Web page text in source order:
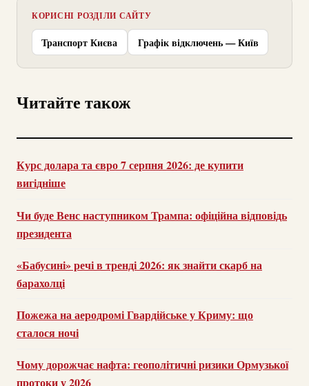
КОРИСНІ РОЗДІЛИ САЙТУ
Транспорт Києва Графік відключень — Київ
Читайте також
Курс долара та євро 7 серпня 2026: де купити
вигідніше
Чи буде Венс наступником Трампа: офіційна відповідь
президента
«Бабусині» речі в тренді 2026: як знайти скарб на
барахолці
Пожежа на аеродромі Гвардійське у Криму: що
сталося ночі
Чому дорожчає нафта: геополітичні ризики Ормузької
протоки у 2026